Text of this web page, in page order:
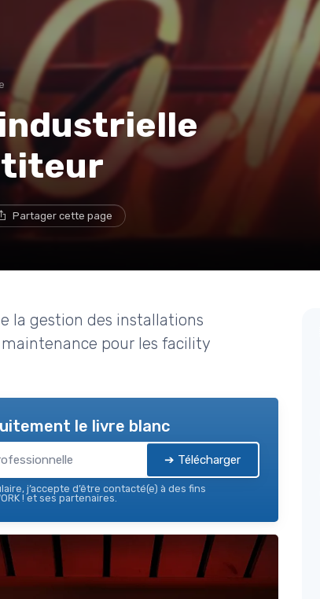
Partager cette page
la gestion des installations
pour les facility
le livre blanc
➔ Télécharger
j’accepte d’être contacté(e) à des fins
! et ses partenaires.